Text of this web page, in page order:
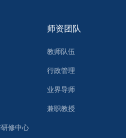
修中心
师资团队
教师队伍
行政管理
业界导师
兼职教授